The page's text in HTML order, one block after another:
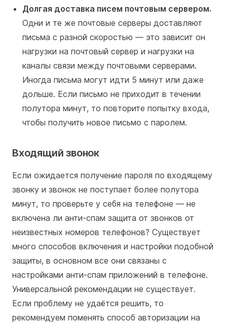
Долгая доставка писем почтовым сервером.
Одни и те же почтовые серверы доставляют
письма с разной скоростью — это зависит он
нагрузки на почтовый сервер и нагрузки на
каналы связи между почтовыми серверами.
Иногда письма могут идти 5 минут или даже
дольше. Если письмо не приходит в течении
полутора минут, то повторите попытку входа,
чтобы получить новое письмо с паролем.
Входящий звонок
Если ожидается получение пароля по входящему
звонку и звонок не поступает более полутора
минут, то проверьте у себя на телефоне — не
включена ли анти-спам защита от звонков от
неизвестных номеров телефонов? Существует
много способов включения и настройки подобной
защиты, в основном все они связаны с
настройками анти-спам приложений в телефоне.
Универсальной рекомендации не существует.
Если проблему не удаётся решить, то
рекомендуем поменять способ авторизации на